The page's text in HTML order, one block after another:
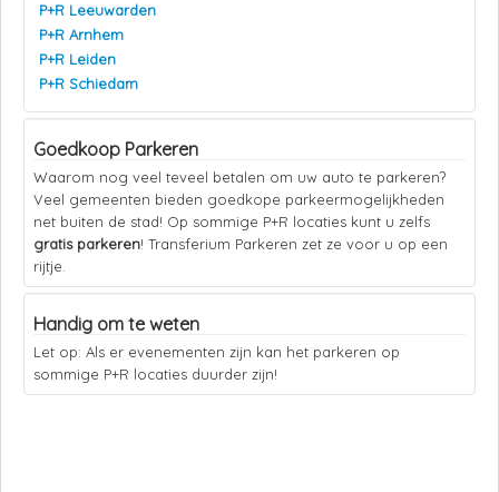
P+R Leeuwarden
P+R Arnhem
P+R Leiden
P+R Schiedam
Goedkoop Parkeren
Waarom nog veel teveel betalen om uw auto te parkeren?
Veel gemeenten bieden goedkope parkeermogelijkheden
net buiten de stad! Op sommige P+R locaties kunt u zelfs
gratis parkeren! Transferium Parkeren zet ze voor u op een
rijtje.
Handig om te weten
Let op: Als er evenementen zijn kan het parkeren op
sommige P+R locaties duurder zijn!